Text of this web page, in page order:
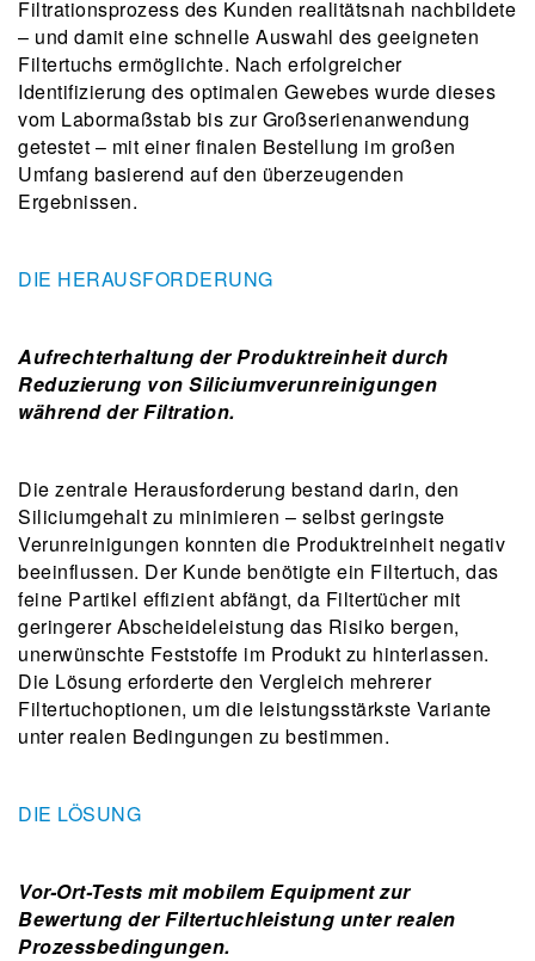
Filtrationsprozess des Kunden realitätsnah nachbildete
– und damit eine schnelle Auswahl des geeigneten
Filtertuchs ermöglichte. Nach erfolgreicher
Identifizierung des optimalen Gewebes wurde dieses
vom Labormaßstab bis zur Großserienanwendung
getestet – mit einer finalen Bestellung im großen
Umfang basierend auf den überzeugenden
Ergebnissen.
DIE HERAUSFORDERUNG
Aufrechterhaltung der Produktreinheit durch
Reduzierung von Siliciumverunreinigungen
während der Filtration.
Die zentrale Herausforderung bestand darin, den
Siliciumgehalt zu minimieren – selbst geringste
Verunreinigungen konnten die Produktreinheit negativ
beeinflussen. Der Kunde benötigte ein Filtertuch, das
feine Partikel effizient abfängt, da Filtertücher mit
geringerer Abscheideleistung das Risiko bergen,
unerwünschte Feststoffe im Produkt zu hinterlassen.
Die Lösung erforderte den Vergleich mehrerer
Filtertuchoptionen, um die leistungsstärkste Variante
unter realen Bedingungen zu bestimmen.
DIE LÖSUNG
Vor-Ort-Tests mit mobilem Equipment zur
Bewertung der Filtertuchleistung unter realen
Prozessbedingungen.